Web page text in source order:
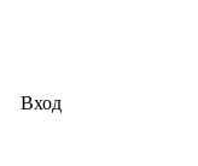
Вход